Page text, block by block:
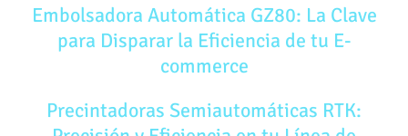
Embolsadora Automática GZ80: La Clave
para Disparar la Eficiencia de tu E-
commerce
Precintadoras Semiautomáticas RTK: